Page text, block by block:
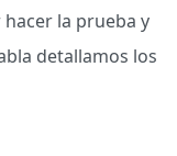
la prueba y
detallamos los